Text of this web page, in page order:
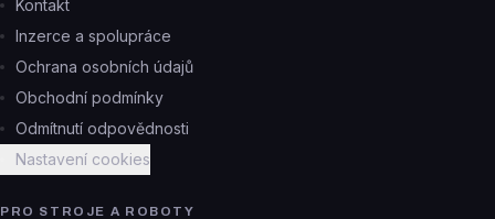
Kontakt
Inzerce a spolupráce
Ochrana osobních údajů
Obchodní podmínky
Odmítnutí odpovědnosti
Nastavení cookies
PRO STROJE A ROBOTY